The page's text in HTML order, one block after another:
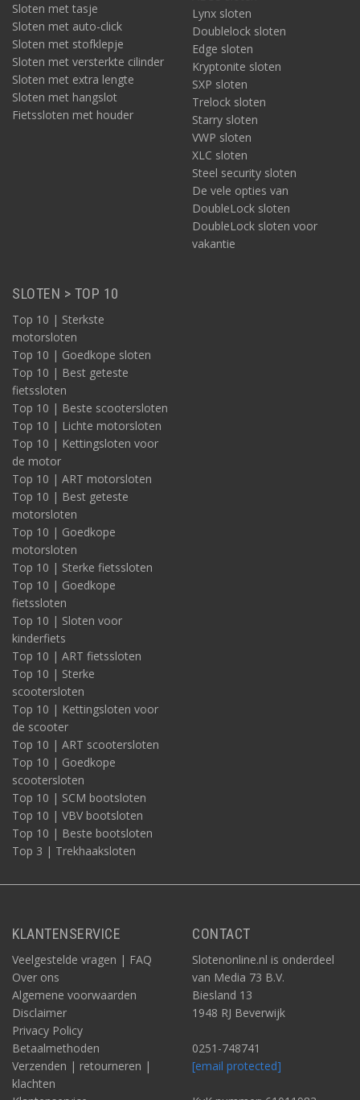
Sloten met tasje
Sloten met auto-click
Sloten met stofklepje
Sloten met versterkte cilinder
Sloten met extra lengte
Sloten met hangslot
Fietssloten met houder
Lynx sloten
Doublelock sloten
Edge sloten
Kryptonite sloten
SXP sloten
Trelock sloten
Starry sloten
VWP sloten
XLC sloten
Steel security sloten
De vele opties van
DoubleLock sloten
DoubleLock sloten voor
vakantie
SLOTEN > TOP 10
Top 10 | Sterkste
motorsloten
Top 10 | Goedkope sloten
Top 10 | Best geteste
fietssloten
Top 10 | Beste scootersloten
Top 10 | Lichte motorsloten
Top 10 | Kettingsloten voor
de motor
Top 10 | ART motorsloten
Top 10 | Best geteste
motorsloten
Top 10 | Goedkope
motorsloten
Top 10 | Sterke fietssloten
Top 10 | Goedkope
fietssloten
Top 10 | Sloten voor
kinderfiets
Top 10 | ART fietssloten
Top 10 | Sterke
scootersloten
Top 10 | Kettingsloten voor
de scooter
Top 10 | ART scootersloten
Top 10 | Goedkope
scootersloten
Top 10 | SCM bootsloten
Top 10 | VBV bootsloten
Top 10 | Beste bootsloten
Top 3 | Trekhaaksloten
KLANTENSERVICE
Veelgestelde vragen | FAQ
Over ons
Algemene voorwaarden
Disclaimer
Privacy Policy
Betaalmethoden
Verzenden | retourneren |
klachten
CONTACT
Slotenonline.nl is onderdeel
van Media 73 B.V.
Biesland 13
1948 RJ Beverwijk
0251-748741
[email protected]